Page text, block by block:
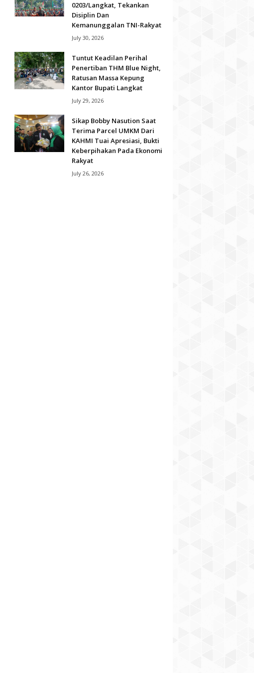
0203/Langkat, Tekankan
Disiplin Dan
Kemanunggalan TNI-Rakyat
July 30, 2026
Tuntut Keadilan Perihal
Penertiban THM Blue Night,
Ratusan Massa Kepung
Kantor Bupati Langkat
July 29, 2026
Sikap Bobby Nasution Saat
Terima Parcel UMKM Dari
KAHMI Tuai Apresiasi, Bukti
Keberpihakan Pada Ekonomi
Rakyat
July 26, 2026